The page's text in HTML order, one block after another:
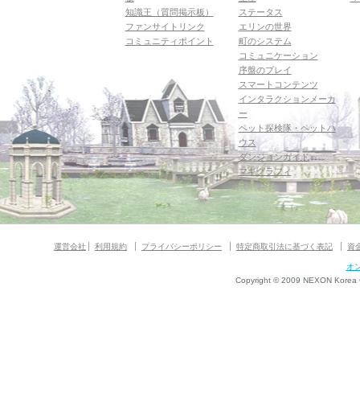
知識王（質問掲示板）
ファンサイトリンク
コミュニティポイント
ステータス
エリンの世界
町のシステム
コミュニケーション
序盤のプレイ
スマートコンテンツ
インタラクションメーカ
ー
ペット探検隊・ペットハ
ウス
ダンジョンガイド
マギグラフィ
運営会社 利用規約 プライバシーポリシー 特定商取引法に基づく表記 資
オ
Copyright © 2009 NEXON Korea